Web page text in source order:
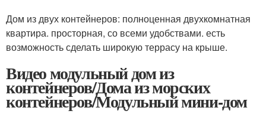
Дом из двух контейнеров: полноценная двухкомнатная
квартира. просторная, со всеми удобствами. есть
возможность сделать широкую террасу на крыше.
Видео модульный дом из
контейнеров/Дома из морских
контейнеров/Модульный мини-дом